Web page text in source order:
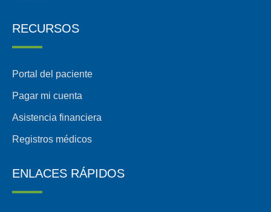
RECURSOS
Portal del paciente
Pagar mi cuenta
Asistencia financiera
Registros médicos
ENLACES RÁPIDOS